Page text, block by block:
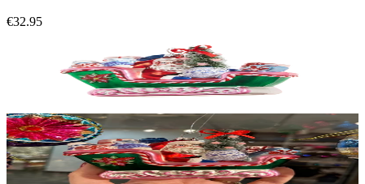
€32.95